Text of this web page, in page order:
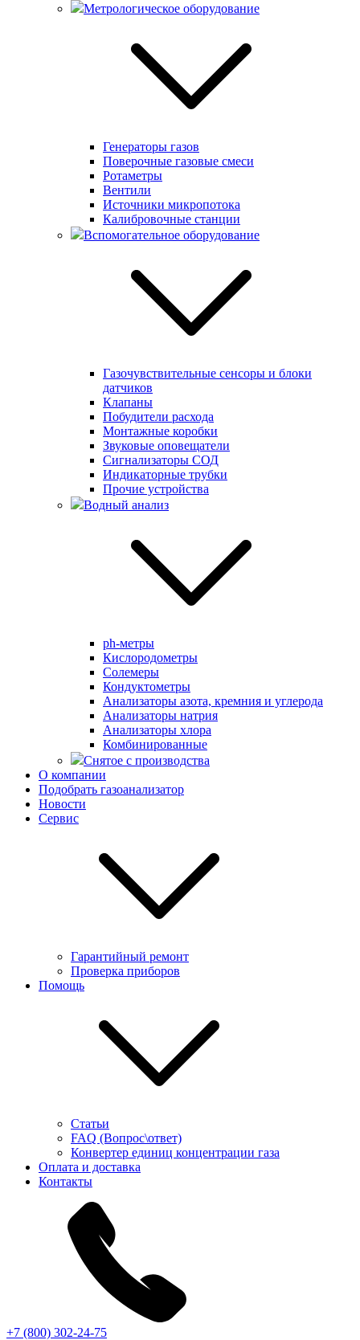
Метрологическое оборудование
Генераторы газов
Поверочные газовые смеси
Ротаметры
Вентили
Источники микропотока
Калибровочные станции
Вспомогательное оборудование
Газочувствительные сенсоры и блоки
датчиков
Клапаны
Побудители расхода
Монтажные коробки
Звуковые оповещатели
Сигнализаторы СОД
Индикаторные трубки
Прочие устройства
Водный анализ
ph-метры
Кислородометры
Солемеры
Кондуктометры
Анализаторы азота, кремния и углерода
Анализаторы натрия
Анализаторы хлора
Комбинированные
Снятое с производства
О компании
Подобрать газоанализатор
Новости
Сервис
Гарантийный ремонт
Проверка приборов
Помощь
Статьи
FAQ (Вопрос\ответ)
Конвертер единиц концентрации газа
Оплата и доставка
Контакты
+7 (800) 302-24-75